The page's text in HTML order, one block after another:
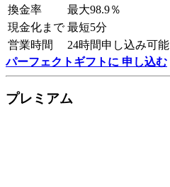
換金率
最大98.9％
現金化まで 最短5分
営業時間
24時間申し込み可能
パーフェクトギフトに 申し込む
プレミアム